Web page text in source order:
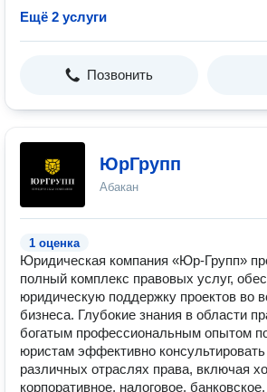
Ещё 2 услуги
Позвонить
ЮрГрупп
Абакан
1 оценка
Юридическая компания «Юр-Групп»
полный комплекс правовых услуг,
юридическую поддержку проектов во
бизнеса. Глубокие знания в области
богатым профессиональным опытом
юристам эффективно
различных отраслях права, включая
корпоративное, налоговое, банковское,